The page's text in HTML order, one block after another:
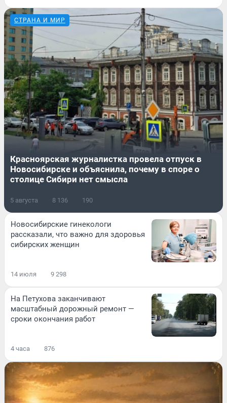
СТРАНА И МИР
Красноярская журналистка провела отпуск в
Новосибирске и объяснила, почему в споре о
столице Сибири нет смысла
5 августа 8 136 190
Новосибирские гинекологи
рассказали, что важно для здоровья
сибирских женщин
14 июля 9 298
На Петухова заканчивают
масштабный дорожный ремонт —
сроки окончания работ
4 часа 876